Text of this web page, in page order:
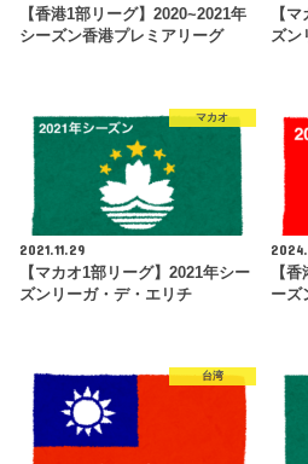
【香港1部リーグ】2020~2021年
シーズン香港プレミアリーグ
【
ズン
マカオ
2021.11.29
【マカオ1部リーグ】2021年シー
ズンリーガ・デ・エリチ
【
ーズ
台湾